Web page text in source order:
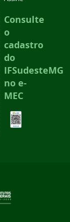
Consulte
o
cadastro
do
IFSudesteMG
no e-
MEC